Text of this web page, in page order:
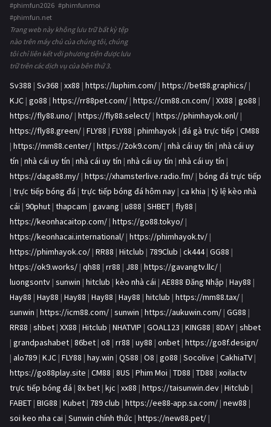
#phimfun2026 #phimfunmoi
#phimfun.net
Trang web này không lưu trữ bất kỳ tệp
nào trên máy chủ của chúng tôi, chúng
tôi chỉ liên kết với phương tiện được lưu
trữ trên các dịch vụ của bên thứ 3.
Sv388 | Sv368 | xx88 | https://luphim.com/ | https://bet88.graphics/ |
KJC | go88 | https://rr88pet.com/ | https://cm88.cn.com/ | XX88 | go88 |
https://fly88.uno/ | https://fly88.select/ | https://phimhayok.onl/ |
https://fly88.green/ | FLY88 | FLY88 | phimhayok | đá gà trực tiếp | CM88
| https://mm88.center/ | https://2ok9.com/ | nhà cái uy tín | nhà cái uy
tín | nhà cái uy tín | nhà cái uy tín | nhà cái uy tín | nhà cái uy tín |
https://daga88.my/ | https://xhamsterlive.radio.fm/ | bóng đá trực tiếp
| trực tiếp bóng đá | trực tiếp bóng đá hôm nay | ca khia | tỷ lệ kèo nhà
cái | 90phut | thapcam | gavang | u888 | SHBET | fly88 |
https://keonhacaitop.com/ | https://go88.tokyo/ |
https://keonhacai.international/ | https://phimhayok.tv/ |
https://phimhayok.co/ | RR88 | Hitclub | 789Club | ck444| GG88 |
https://ok9.works/ | qh88 | rr88 | J88 | https://gavangtv.llc/ |
luongsontv | sunwin | hitclub | kèo nhà cái | AE888 Đăng Nhập | Hay88 |
Hay88 | Hay88 | Hay88 | Hay88 | Hay88 | hitclub | https://mm88.tax/ |
sunwin | https://icm88.com/ | sunwin | https://aukuwin.com/ | GG88 |
RR88 | shbet | XX88 | Hitclub | NHATVIP | GOAL123 | KING88 | 8DAY | shbet
| grandpashabet | 86bet | o8 | rr88 | uy88 | onbet | https://go8f.design/
| alo789 | KJC | FLY88 | hay.win | QS88 | O8 | go88 | Socolive | CakhiaTV |
https://go88play.site | CM88 | 8US | Phim Moi | TD88 | TD88 | xoilactv
trực tiếp bóng đá | 8x bet | kjc | xx88 | https://taisunwin.dev | Hitclub |
FABET | BIG88 | Kubet | 789 club | https://ee88-app.sa.com/ | new88 |
soi keo nha cai | Sunwin chính thức | https://new88.pet/ |